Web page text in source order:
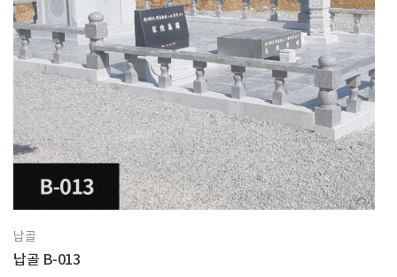
납골
납골 B-013